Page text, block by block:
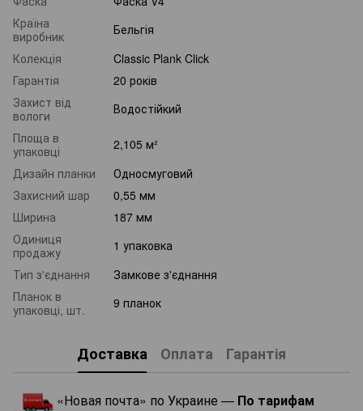
Країна
виробник
Бельгія
Колекція
Classic Plank Click
Гарантія
20 років
Захист від
вологи
Водостійкий
Площа в
упаковці
2,105 м²
Дизайн планки
Односмуговий
Захисний шар
0,55 мм
Ширина
187 мм
Одиниця
продажу
1 упаковка
Тип з'єднання
Замкове з'єднання
Планок в
упаковці, шт.
9 планок
Доставка Оплата Гарантія
«Новая почта» по Украине — По тарифам